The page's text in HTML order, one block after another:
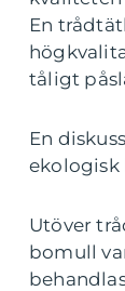
En
tåligt
En
ekologisk
Utöver
bomull